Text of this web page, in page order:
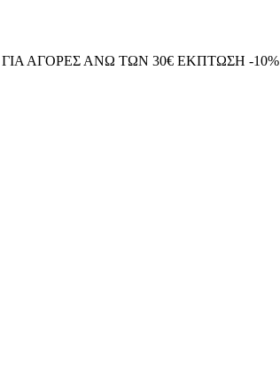
ΓΙΑ ΑΓΟΡΕΣ ΑΝΩ ΤΩΝ 30€ ΕΚΠΤΩΣΗ -10%